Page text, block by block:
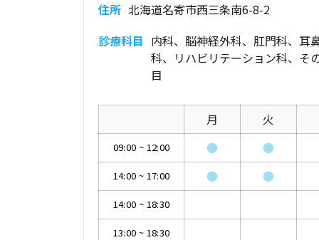
住所 北海道名寄市西三条南6-8-2
診療科目 内科、脳神経外科、肛門科、耳
科、リハビリテーション科、そ
目
月 火
09:00 ~ 12:00 ● ●
14:00 ~ 17:00 ● ●
14:00 ~ 18:30
13:00 ~ 18:30